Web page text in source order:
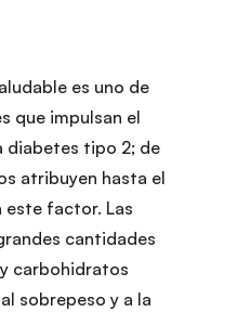
es uno de
que impulsan el
diabetes tipo 2; de
atribuyen hasta el
este factor. Las
cantidades
carbohidratos
sobrepeso y a la